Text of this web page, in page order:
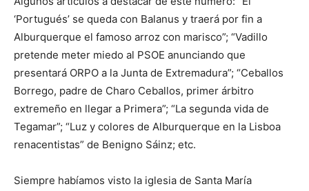
‘Portugués’ se queda con Balanus y traerá por fin a
Alburquerque el famoso arroz con marisco”; “Vadillo
pretende meter miedo al PSOE anunciando que
presentará ORPO a la Junta de Extremadura”; “Ceballos
Borrego, padre de Charo Ceballos, primer árbitro
extremeño en llegar a Primera”; “La segunda vida de
Tegamar”; “Luz y colores de Alburquerque en la Lisboa
renacentistas” de Benigno Sáinz; etc.
Siempre habíamos visto la iglesia de Santa María